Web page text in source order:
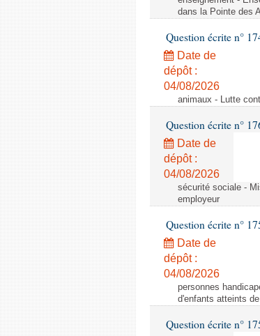
dans la Pointe des
Question écrite n°
Date de
dépôt :
04/08/2026
animaux - Lutte
Question écrite n°
Date de
dépôt :
04/08/2026
sécurité sociale -
employeur
Question écrite n°
Date de
dépôt :
04/08/2026
personnes
d'enfants atteints
Question écrite n°